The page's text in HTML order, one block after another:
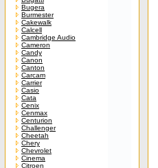
Bugera
Burmester
Cakewalk
Calcell
Cambridge Audio
Cameron
Candy
Canon
Canton
Carcam
Carrier
Casio
Cata
Cenix
Cenmax
Centurion
Challenger
Cheetah
Chery
Chevrolet
Cinema
Citroen